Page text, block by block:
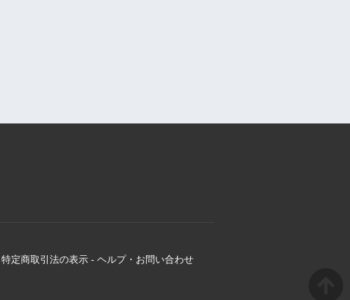
特定商取引法の表示 - ヘルプ・お問い合わせ